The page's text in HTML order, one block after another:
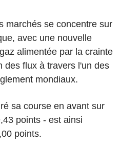
marchés se concentre sur
avec une nouvelle
alimentée par la crainte
des flux à travers l'un des
mondiaux.
sa course en avant sur
points - est ainsi
points.